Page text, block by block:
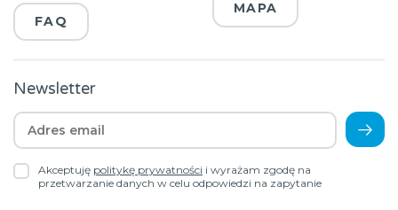
FAQ
MAPA
Newsletter
Akceptuję politykę prywatności i wyrażam zgodę na
przetwarzanie danych w celu odpowiedzi na zapytanie